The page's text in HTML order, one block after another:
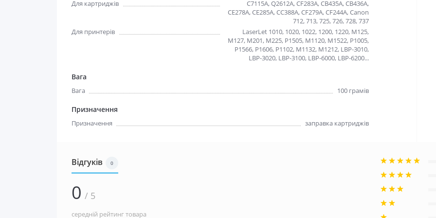
Для картриджів
C7115A, Q2612A, CF283A, CB435A, CB436A,
CE278A, CE285A, CC388A, CF279A, CF244A, Canon
712, 713, 725, 726, 728, 737
Для принтерів
LaserLet 1010, 1020, 1022, 1200, 1220, M125,
M127, M201, M225, P1505, M1120, M1522, P1005,
P1566, P1606, P1102, M1132, M1212, LBP-3010,
LBP-3020, LBP-3100, LBP-6000, LBP-6200...
Вага
Вага 100 грамів
Призначення
Призначення заправка картриджів
Відгуків 0
0 / 5
середній рейтинг товара